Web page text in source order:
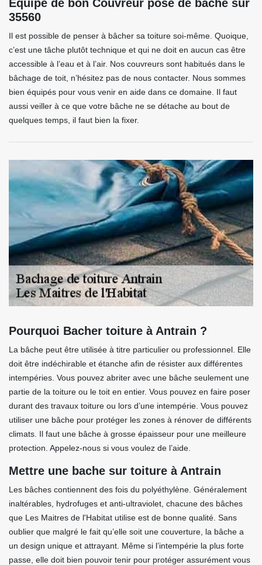
Equipe de bon Couvreur pose de bache sur
35560
Il est possible de penser à bâcher sa toiture soi-même. Quoique,
c’est une tâche plutôt technique et qui ne doit en aucun cas être
accessible à l’eau et à l’air. Nos couvreurs sont habitués dans le
bâchage de toit, n’hésitez pas de nous contacter. Nous sommes
bien équipés pour vous venir en aide dans ce domaine. Il faut
aussi veiller à ce que votre bâche ne se détache au bout de
quelques temps, il faut bien la fixer.
Pourquoi Bacher toiture à Antrain ?
La bâche peut être utilisée à titre particulier ou professionnel. Elle
doit être indéchirable et étanche afin de résister aux différentes
intempéries. Vous pouvez abriter avec une bâche seulement une
partie de la toiture ou le toit en entier. Vous pouvez en faire poser
durant des travaux toiture ou lors d’une intempérie. Vous pouvez
utiliser une bâche pour protéger les zones à rénover de différents
climats. Il faut une bâche à grosse épaisseur pour une meilleure
protection. Appelez-nous si vous voulez de l’aide.
Mettre une bache sur toiture à Antrain
Les bâches contiennent des fois du polyéthylène. Généralement
inaltérables, hydrofuges et anti-ultraviolet, chacune des bâches
que Les Maitres de l'Habitat utilise est de bonne qualité. Sans
oublier que malgré le fait qu’elle soit une couverture, la bâche a
un design unique et attrayant. Même si l’intempérie la plus forte
passe, elle doit bien pouvoir tenir pour protéger assurément vous